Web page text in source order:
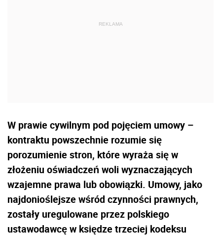
W prawie cywilnym pod pojęciem umowy –
kontraktu powszechnie rozumie się
porozumienie stron, które wyraża się w
złożeniu oświadczeń woli wyznaczających
wzajemne prawa lub obowiązki. Umowy, jako
najdonioślejsze wśród czynności prawnych,
zostały uregulowane przez polskiego
ustawodawcę w księdze trzeciej kodeksu